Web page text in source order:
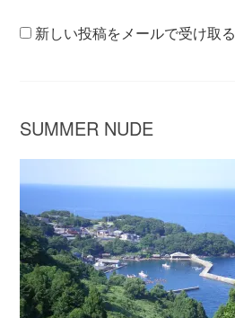
新しい投稿をメールで受け取る
SUMMER NUDE